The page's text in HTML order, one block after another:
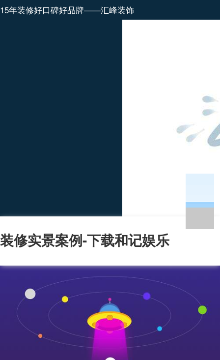
15年装修好口碑好品牌——汇峰装饰
装修实景案例-下载和记娱乐